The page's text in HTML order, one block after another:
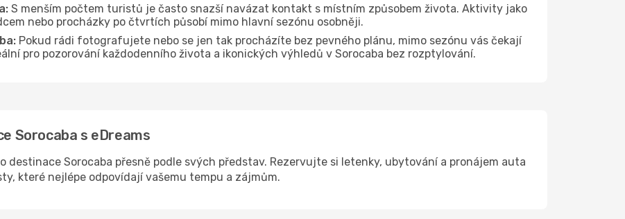
S menším počtem turistů je často snazší navázat kontakt s místním způsobem života. Aktivity jako
nebo procházky po čtvrtích působí mimo hlavní sezónu osobněji.
Pokud rádi fotografujete nebo se jen tak procházíte bez pevného plánu, mimo sezónu vás čekají
pro pozorování každodenního života a ikonických výhledů v Sorocaba bez rozptylování.
Sorocaba s eDreams
destinace Sorocaba přesně podle svých představ. Rezervujte si letenky, ubytování a pronájem auta
které nejlépe odpovídají vašemu tempu a zájmům.